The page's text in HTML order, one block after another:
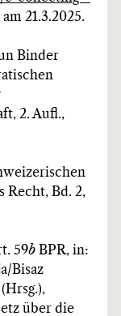
21.3.2025.
Binder
2. Aufl.,
Recht, Bd. 2,
59b BPR, in:
Bisaz
über die